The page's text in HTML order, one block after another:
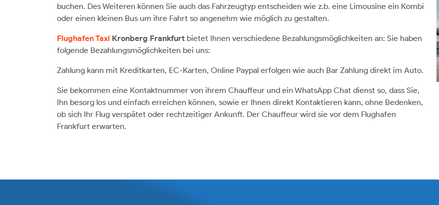
buchen. Des Weiteren können Sie auch das Fahrzeugtyp entscheiden wie z.b. eine Limousine ein Kombi
oder einen kleinen Bus um ihre Fahrt so angenehm wie möglich zu gestalten.
Flughafen Taxi Kronberg Frankfurt bietet Ihnen verschiedene Bezahlungsmöglichkeiten an: Sie haben
folgende Bezahlungsmöglichkeiten bei uns:
Zahlung kann mit Kreditkarten, EC-Karten, Online Paypal erfolgen wie auch Bar Zahlung direkt im Auto.
Sie bekommen eine Kontaktnummer von ihrem Chauffeur und ein WhatsApp Chat dienst so, dass Sie,
Ihn besorg los und einfach erreichen können, sowie er Ihnen direkt Kontaktieren kann, ohne Bedenken,
ob sich Ihr Flug verspätet oder rechtzeitiger Ankunft. Der Chauffeur wird sie vor dem Flughafen
Frankfurt erwarten.